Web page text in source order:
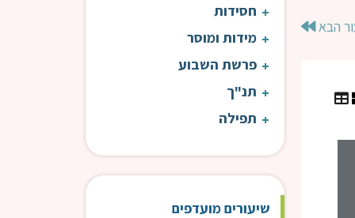
הבא
הלכות יום יום | הרב בראלי
חסידות
מידות ומוסר
פרשת השבוע
תנ"ך
תפילה
שיעורים מועדפים